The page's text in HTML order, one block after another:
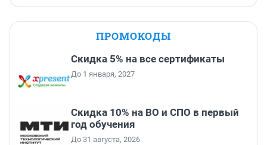
ПРОМОКОДЫ
Скидка 5% на все сертификаты
До 1 января, 2027
Скидка 10% на ВО и СПО в первый
год обучения
До 31 августа, 2026